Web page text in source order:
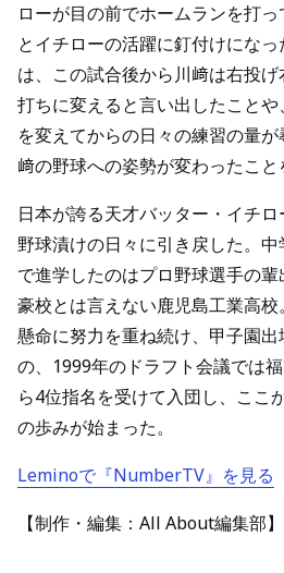
ローが目の前でホームランを打っ
とイチローの活躍に釘付けにな
は、この試合後から川﨑は右投
打ちに変えると言い出したこと
を変えてからの日々の練習の量
﨑の野球への姿勢が変わったこと
日本が誇る天才バッター・イチ
野球漬けの日々に引き戻した。
で進学したのはプロ野球選手の
豪校とは言えない鹿児島工業高
懸命に努力を重ね続け、甲子園
の、1999年のドラフト会議では
ら4位指名を受けて入団し、ここ
の歩みが始まった。
Leminoで『NumberTV』を見る
【制作・編集：All About編集部】